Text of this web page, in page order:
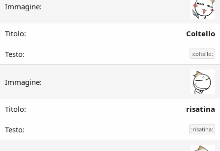
Coltello
:coltello:
risatina
:risatina: